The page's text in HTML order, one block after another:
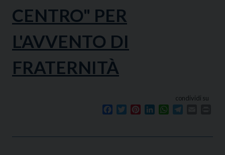
CENTRO" PER
L'AVVENTO DI
FRATERNITÀ
condividi su
Facebook
TwitterPinterestLinkedInWhatsApp